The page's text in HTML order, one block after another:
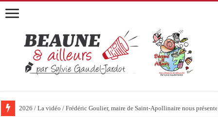
2026 / La vidéo / Frédéric Goulier, maire de Saint-Apollinaire nous
2026 / 01 vidéo et 51 photos / « JE T’ACCUSE »…ET MAINTENANT